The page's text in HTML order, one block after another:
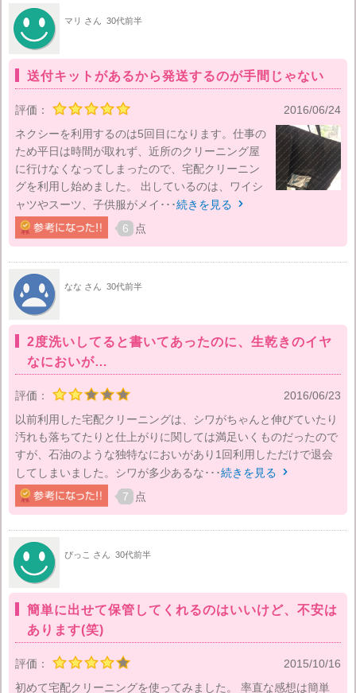
マリ さん 30代前半
送付キットがあるから発送するのが手間じゃない
評価：
2016/06/24
ネクシーを利用するのは5回目になります。仕事の
ため平日は時間が取れず、近所のクリーニング屋
に行けなくなってしまったので、宅配クリーニン
グを利用し始めました。 出しているのは、ワイシ
ャツやスーツ、子供服がメイ･･･続きを見る 
6 点
なな さん 30代前半
2度洗いしてると書いてあったのに、生乾きのイヤ
なにおいが…
評価：
2016/06/23
以前利用した宅配クリーニングは、シワがちゃんと伸びていたり
汚れも落ちてたりと仕上がりに関しては満足いくものだったので
すが、石油のような独特なにおいがあり1回利用しただけで退会
してしまいました。シワが多少あるな･･･続きを見る 
7 点
ぴっこ さん 30代前半
簡単に出せて保管してくれるのはいいけど、不安は
あります(笑)
評価：
2015/10/16
初めて宅配クリーニングを使ってみました。 率直な感想は簡単